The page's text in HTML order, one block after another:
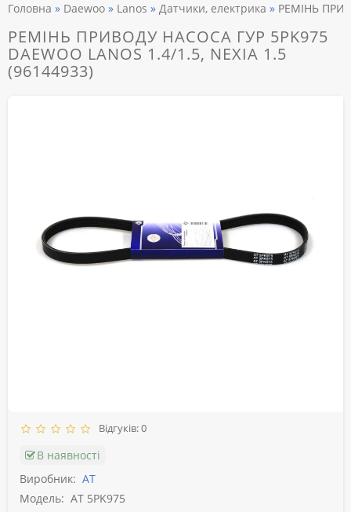
Головна Daewoo Lanos Датчики, електрика РЕМІНЬ
РЕМІНЬ ПРИВОДУ НАСОСА ГУР 5PK975
DAEWOO LANOS 1.4/1.5, NEXIA 1.5
(96144933)
Відгуків: 0
В наявності
Виробник: АТ
Модель: AT 5PK975